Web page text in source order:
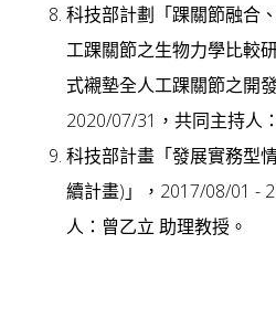
科技部計劃「踝關節融合
工踝關節之生物力學比較
式襯墊全人工踝關節之開
2020/07/31，共同主持人
科技部計畫「發展實務型
續計畫)」，2017/08/01 -
人：曾乙立 助理教授。